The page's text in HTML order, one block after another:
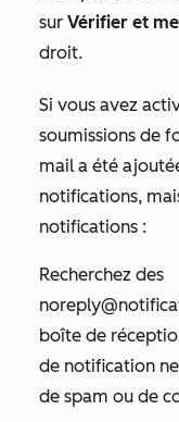
sur Vérifier et
droit.
Si vous avez
soumissions de
mail a été
notifications,
notifications :
Recherchez des
boîte de
de notification
de spam ou de